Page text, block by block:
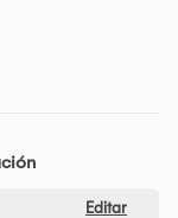
Editar